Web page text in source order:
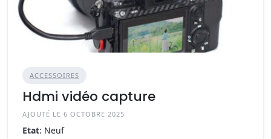
ACCESSOIRES
Hdmi vidéo capture
AJOUTÉ LE 6 OCTOBRE 2025
Etat: Neuf